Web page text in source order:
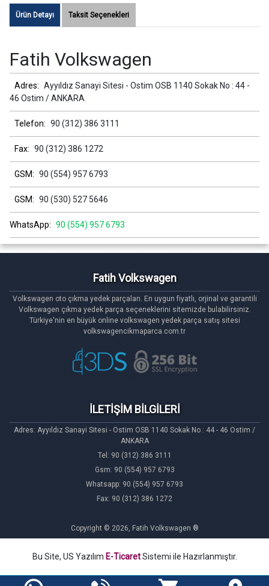
Ürün Detayı Taksit Seçenekleri
Fatih Volkswagen
Adres: Ayyıldız Sanayi Sitesi - Ostim OSB 1140 Sokak No : 44 -
46 Ostim / ANKARA
Telefon: 90 (312) 386 3111
Fax: 90 (312) 386 1272
GSM: 90 (554) 957 6793
GSM: 90 (530) 527 5646
WhatsApp: 90 (554) 957 6793
Fatih Volkswagen
Volkswagen oto çıkma yedek parçaları. En uygun fiyatlı, orjinal ve garantili
Volkswagen çıkma yedek parça seçeneklerini sitemizde bulabilirsiniz.
Türkiye'nin en büyük online volkswagen yedek parça satış sitesi
volkswagencikmaparca.com.tr
İLETİŞİM BİLGİLERİ
Adres: Ayyıldız Sanayi Sitesi - Ostim OSB 1140 Sokak No : 44 - 46 Ostim /
ANKARA
Tel: 90 (312) 386 3111
Gsm: 90 (554) 957 6793
Whatsapp: 90 (554) 957 6793
Fax: 90 (312) 386 1272
Copyright © 2026, Fatih Volkswagen ®
Bu Site, US Yazılım E-TicaretSistemi ile Hazırlanmıştır.